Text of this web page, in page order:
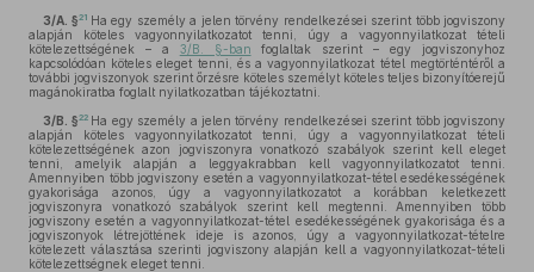
3/A. §21 Ha egy személy a jelen törvény rendelkezései szerint több jogviszony
alapján köteles vagyonnyilatkozatot tenni, úgy a vagyonnyilatkozat tételi
kötelezettségének – a 3/B. §-ban foglaltak szerint – egy jogviszonyhoz
kapcsolódóan köteles eleget tenni, és a vagyonnyilatkozat tétel megtörténtéről a
további jogviszonyok szerint őrzésre köteles személyt köteles teljes bizonyítóerejű
magánokiratba foglalt nyilatkozatban tájékoztatni.
3/B. §22 Ha egy személy a jelen törvény rendelkezései szerint több jogviszony
alapján köteles vagyonnyilatkozatot tenni, úgy a vagyonnyilatkozat tételi
kötelezettségének azon jogviszonyra vonatkozó szabályok szerint kell eleget
tenni, amelyik alapján a leggyakrabban kell vagyonnyilatkozatot tenni.
Amennyiben több jogviszony esetén a vagyonnyilatkozat-tétel esedékességének
gyakorisága azonos, úgy a vagyonnyilatkozatot a korábban keletkezett
jogviszonyra vonatkozó szabályok szerint kell megtenni. Amennyiben több
jogviszony esetén a vagyonnyilatkozat-tétel esedékességének gyakorisága és a
jogviszonyok létrejöttének ideje is azonos, úgy a vagyonnyilatkozat-tételre
kötelezett választása szerinti jogviszony alapján kell a vagyonnyilatkozat-tételi
kötelezettségnek eleget tenni.